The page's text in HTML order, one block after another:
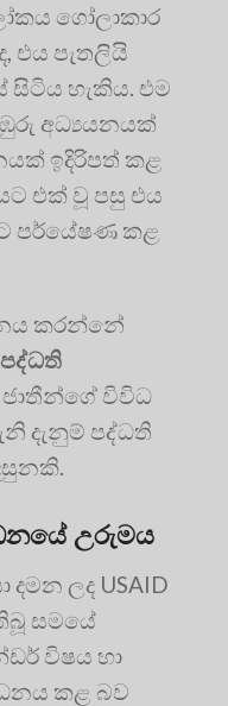
ගෝලාකාර
එය පැතලියි
සිටිය හැකිය. එම
අධ්‍යයනයක්
ඉදිරිපත් කළ
එක් වූ පසු එය
පර්යේෂණ කළ
කරන්නේ
විවිධ
දැනුම් පද්ධති
උරුමය
ලද USAID
සමයේ
විෂය හා
කළ බව